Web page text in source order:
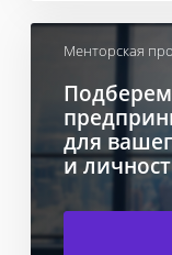
Менторская
Подберем
для
и